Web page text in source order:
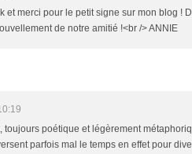
et merci pour le petit signe sur mon blog !
de notre amitié !<br /> ANNIE
toujours poétique et légèrement
parfois mal le temps en effet pour